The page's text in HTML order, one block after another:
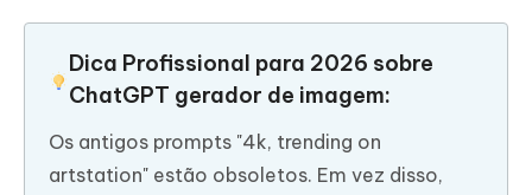
Dica Profissional para 2026 sobre
ChatGPT gerador de imagem:
Os antigos prompts "4k, trending on
artstation" estão obsoletos. Em vez disso,